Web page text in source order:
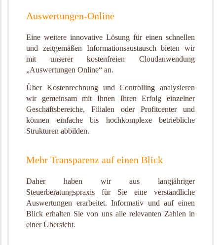
Auswertungen-Online
Eine weitere innovative Lösung für einen schnellen
und zeitgemäßen Informationsaustausch bieten wir
mit unserer kostenfreien Cloudanwendung
„Auswertungen Online“ an.
Über Kostenrechnung und Controlling analysieren
wir gemeinsam mit Ihnen Ihren Erfolg einzelner
Geschäftsbereiche, Filialen oder Profitcenter und
können einfache bis hochkomplexe betriebliche
Strukturen abbilden.
Mehr Transparenz auf einen Blick
Daher haben wir aus langjähriger
Steuerberatungspraxis für Sie eine verständliche
Auswertungen erarbeitet. Informativ und auf einen
Blick erhalten Sie von uns alle relevanten Zahlen in
einer Übersicht.